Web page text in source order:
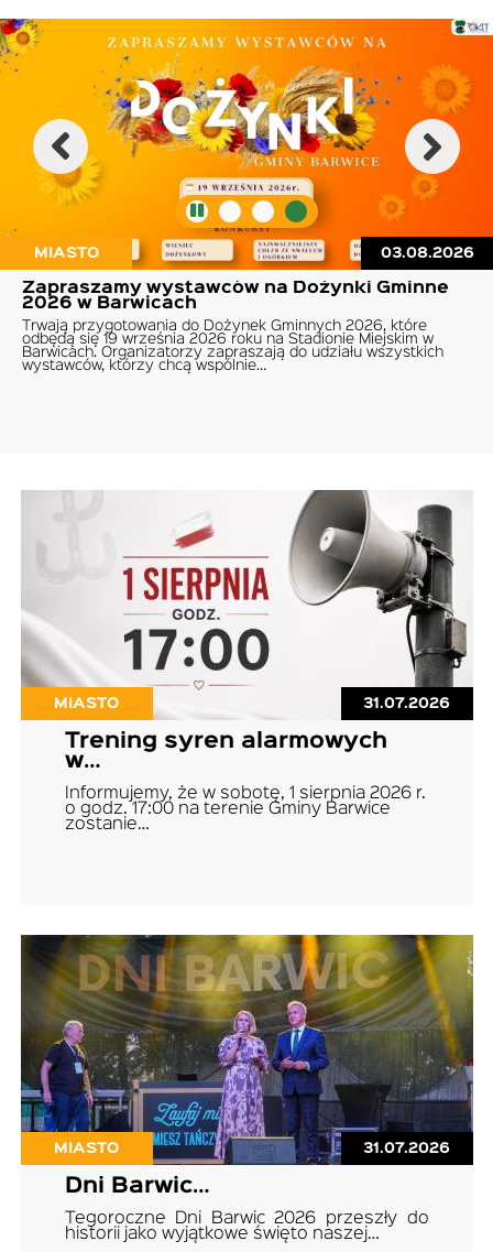
MIASTO 03.08.2026
Zapraszamy wystawców na Dożynki Gminne
2026 w Barwicach
Trwają przygotowania do Dożynek Gminnych 2026, które
odbędą się 19 września 2026 roku na Stadionie Miejskim w
Barwicach. Organizatorzy zapraszają do udziału wszystkich
wystawców, którzy chcą wspólnie…
MIASTO 31.07.2026
Trening syren alarmowych
w…
Informujemy, że w sobotę, 1 sierpnia 2026 r.
o godz. 17:00 na terenie Gminy Barwice
zostanie…
MIASTO 31.07.2026
Dni Barwic…
Tegoroczne Dni Barwic 2026 przeszły do
historii jako wyjątkowe święto naszej…